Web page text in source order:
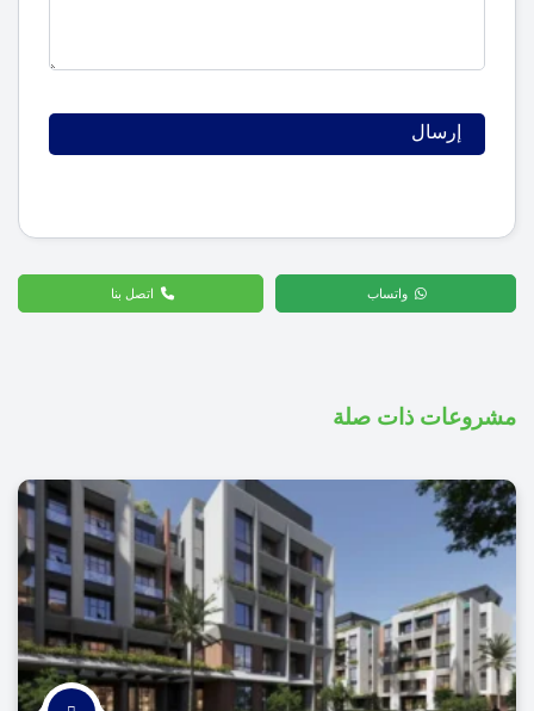
واتساب اتصل بنا
مشروعات ذات صلة